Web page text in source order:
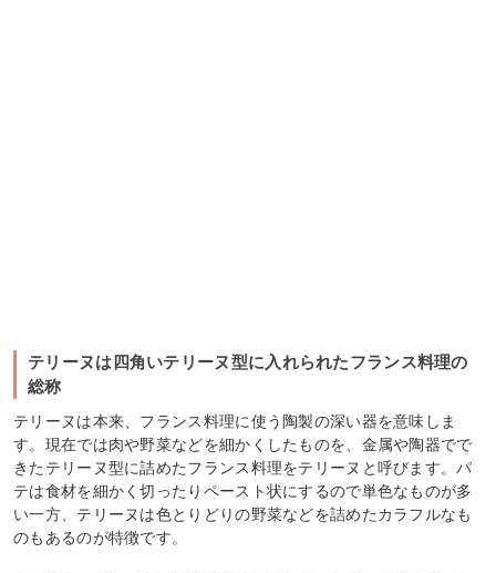
テリーヌは四角いテリーヌ型に入れられたフランス料理の
総称
テリーヌは本来、フランス料理に使う陶製の深い器を意味しま
す。現在では肉や野菜などを細かくしたものを、金属や陶器でで
きたテリーヌ型に詰めたフランス料理をテリーヌと呼びます。パ
テは食材を細かく切ったりペースト状にするので単色なものが多
い一方、テリーヌは色とりどりの野菜などを詰めたカラフルなも
のもあるのが特徴です。